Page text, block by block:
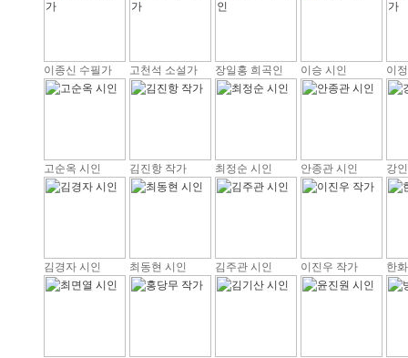
이종신 수필가 고천석 소설가 장일홍 희곡인 이승 시인 이
고순옥 시인 김진항 작가 최정순 시인 안종관 시인 강
김경자 시인 최동현 시인 김주관 시인 이진우 작가 한